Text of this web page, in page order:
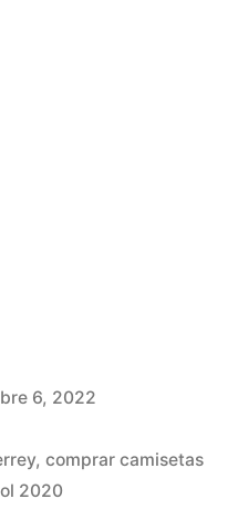
6, 2022
, comprar camisetas
2020